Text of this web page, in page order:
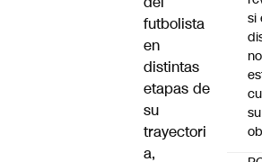
futbolista
en
distintas
etapas de
su
trayectori
a,
si
su